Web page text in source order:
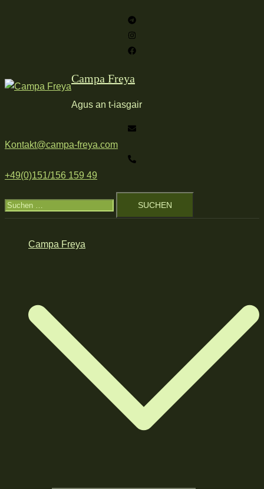
Campa Freya
Agus an t-iasgair
Kontakt@campa-freya.com
+49(0)151/156 159 49
Suchen
nach:
Campa Freya